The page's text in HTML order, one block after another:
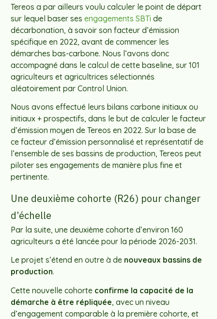
Tereos a par ailleurs voulu calculer le point de départ
sur lequel baser sesengagements SBTi de
décarbonation, à savoir son facteur d’émission
spécifique en 2022, avant de commencer les
démarches bas-carbone. Nous l’avons donc
accompagné dans le calcul de cette baseline, sur 101
agriculteurs et agricultrices sélectionnés
aléatoirement par Control Union.
Nous avons effectué leurs bilans carbone initiaux ou
initiaux + prospectifs, dans le but de calculer le facteur
d’émission moyen de Tereos en 2022. Sur la base de
ce facteur d’émission personnalisé et représentatif de
l’ensemble de ses bassins de production, Tereos peut
piloter ses engagements de manière plus fine et
pertinente.
Une deuxième cohorte (R26) pour changer
d’échelle
Par la suite, une deuxième cohorte d’environ 160
agriculteurs a été lancée pour la période 2026-2031.
Le projet s’étend en outre à de nouveaux bassins de
production.
Cette nouvelle cohorte confirme la capacité de la
démarche à être répliquée, avec un niveau
d’engagement comparable à la première cohorte, et